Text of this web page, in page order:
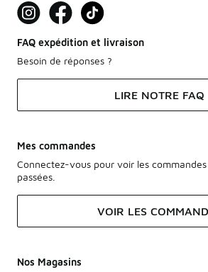
FAQ expédition et livraison
Besoin de réponses ?
LIRE NOTRE FAQ
Mes commandes
Connectez-vous pour voir les
passées.
VOIR LES
Nos Magasins